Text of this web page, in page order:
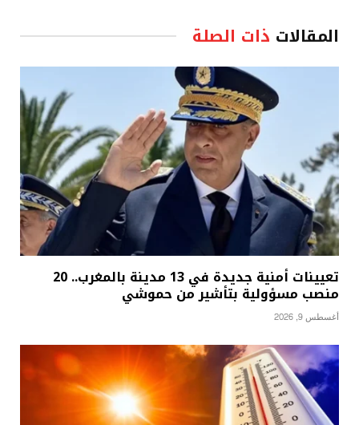
المقالات ذات الصلة
تعيينات أمنية جديدة في 13 مدينة بالمغرب.. 20
منصب مسؤولية بتأشير من حموشي
أغسطس 9, 2026